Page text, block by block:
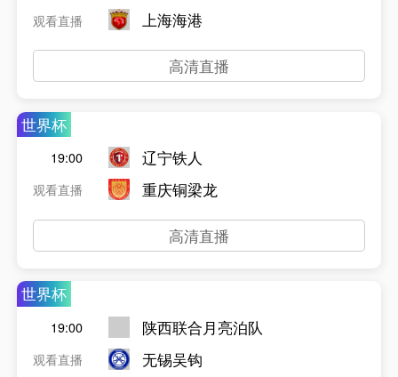
观看直播
上海海港
高清直播
世界杯
19:00
观看直播
辽宁铁人
重庆铜梁龙
高清直播
世界杯
19:00
观看直播
陕西联合月亮泊队
无锡吴钩